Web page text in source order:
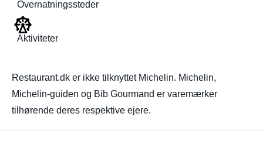
Overnatningssteder
Aktiviteter
Restaurant.dk er ikke tilknyttet Michelin. Michelin,
Michelin-guiden og Bib Gourmand er varemærker
tilhørende deres respektive ejere.